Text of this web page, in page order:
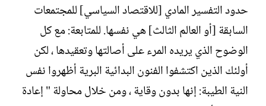
حدود التفسير المادي [للاقتصاد السياسي] للمجتمعات
السابقة [أو العالم الثالث] هي نفسها. للمتابعة: مع كل
الوضوح الذي يريده المرء على أصالتها وتعقيدها ، لكن
أولئك الذين اكتشفوا الفنون البدائية البرية أظهروا نفس
النية الطيبة: إنها بدون وقاية ، ومن خلال محاولة " إعادة